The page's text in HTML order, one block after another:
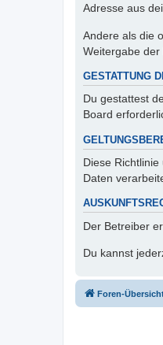
Adresse aus
Andere als die
Weitergabe der
GESTATTUNG
Du gestattest
Board
Diese
Daten
Der Betreiber
Du kannst
Foren-